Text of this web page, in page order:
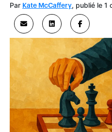
Par Kate McCaffery, publié le 1